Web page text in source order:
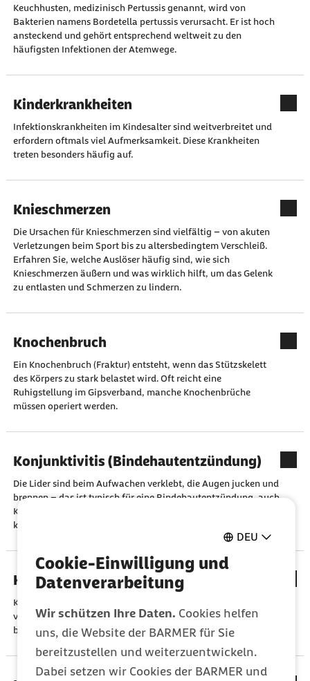
DEU
Cookie-Einwilligung und
Datenverarbeitung
Wir schützen Ihre Daten. Cookies helfen
uns, die Website der BARMER für Sie
bereitzustellen und weiterzuentwickeln.
Dabei setzen wir Cookies der BARMER und
Keuchhusten, medizinisch Pertussis genannt, wird von
Bakterien namens Bordetella pertussis verursacht. Er ist hoch
ansteckend und gehört entsprechend weltweit zu den
häufigsten Infektionen der Atemwege.
Kinderkrankheiten
Infektionskrankheiten im Kindesalter sind weitverbreitet und
erfordern oftmals viel Aufmerksamkeit. Diese Krankheiten
treten besonders häufig auf.
Knieschmerzen
Die Ursachen für Knieschmerzen sind vielfältig – von akuten
Verletzungen beim Sport bis zu altersbedingtem Verschleiß.
Erfahren Sie, welche Auslöser häufig sind, wie sich
Knieschmerzen äußern und was wirklich hilft, um das Gelenk
zu entlasten und Schmerzen zu lindern.
Knochenbruch
Ein Knochenbruch (Fraktur) entsteht, wenn das Stützskelett
des Körpers zu stark belastet wird. Oft reicht eine
Ruhigstellung im Gipsverband, manche Knochenbrüche
müssen operiert werden.
Konjunktivitis (Bindehautentzündung)
Die Lider sind beim Aufwachen verklebt, die Augen jucken und
brennen – das ist typisch für eine Bindehautentzündung, auch
Konjunktivitis genannt. Meist ist die Infektion harmlos; sie
kann aber lästig sein und ist ansteckend.
Kopfschmerzen
Kopfschmerzen sind nicht nur sehr häufig, sondern auch sehr
vielfältig. Mehr als 200 Kopfschmerzarten sind bislang
bekannt.